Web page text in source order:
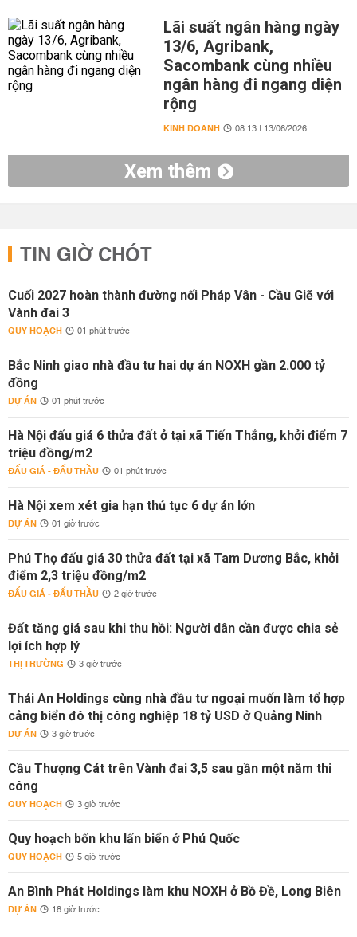
Lãi suất ngân hàng ngày
13/6, Agribank,
Sacombank cùng nhiều
ngân hàng đi ngang diện
rộng
KINH DOANH 08:13 | 13/06/2026
Xem thêm
TIN GIỜ CHÓT
Cuối 2027 hoàn thành đường nối Pháp Vân - Cầu Giẽ với
Vành đai 3
QUY HOẠCH 01 phút trước
Bắc Ninh giao nhà đầu tư hai dự án NOXH gần 2.000 tỷ
đồng
DỰ ÁN 01 phút trước
Hà Nội đấu giá 6 thửa đất ở tại xã Tiến Thắng, khởi điểm 7
triệu đồng/m2
ĐẤU GIÁ - ĐẤU THẦU 01 phút trước
Hà Nội xem xét gia hạn thủ tục 6 dự án lớn
DỰ ÁN 01 giờ trước
Phú Thọ đấu giá 30 thửa đất tại xã Tam Dương Bắc, khởi
điểm 2,3 triệu đồng/m2
ĐẤU GIÁ - ĐẤU THẦU 2 giờ trước
Đất tăng giá sau khi thu hồi: Người dân cần được chia sẻ
lợi ích hợp lý
THỊ TRƯỜNG 3 giờ trước
Thái An Holdings cùng nhà đầu tư ngoại muốn làm tổ hợp
cảng biển đô thị công nghiệp 18 tỷ USD ở Quảng Ninh
DỰ ÁN 3 giờ trước
Cầu Thượng Cát trên Vành đai 3,5 sau gần một năm thi
công
QUY HOẠCH 3 giờ trước
Quy hoạch bốn khu lấn biển ở Phú Quốc
QUY HOẠCH 5 giờ trước
An Bình Phát Holdings làm khu NOXH ở Bồ Đề, Long Biên
DỰ ÁN 18 giờ trước